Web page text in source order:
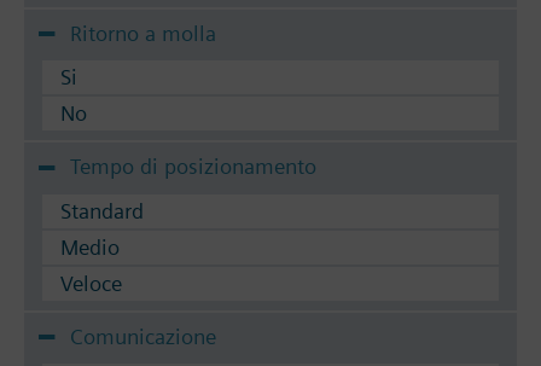
Ritorno a molla
Si
No
Tempo di posizionamento
Standard
Medio
Veloce
Comunicazione